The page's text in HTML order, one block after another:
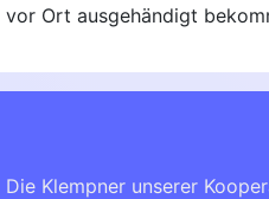
vor Ort ausgehändigt
Die Klempner unserer